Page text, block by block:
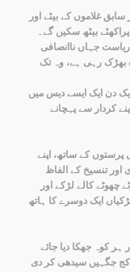
غلاموں کے بیٹے اور
بیٹھ سکیں گے۔
جہاں ناانصافی
رہی ہے، وہ تک
دن ایک ایسے دیس میں
کردار سے پہچانے
پرستوں کے ساتھ، اپنے
تنسیخ کے الفاظ
چھوٹے کالے لڑکے اور
ایک دوسرے کا ہاتھ
کوہ جھکا دیا جائے
کج جگہیں سیدھی کر دی